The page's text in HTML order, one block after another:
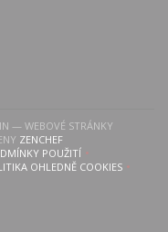
okně))
— WEBOVÉ STRÁNKY
ZENCHEF((OTEVŘE SE V
OKNĚ))POUŽITÍ
((OTEVŘE SE V NOVÉM
OHLEDNĚ COOKIES
((OTEVŘE SE V NOVÉM
SE V NOVÉM OKNĚ))